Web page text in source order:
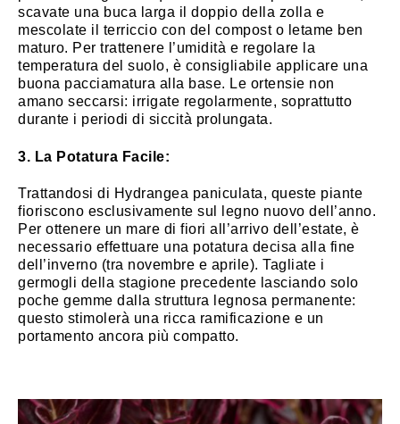
scavate una buca larga il doppio della zolla e
mescolate il terriccio con del compost o letame ben
maturo. Per trattenere l’umidità e regolare la
temperatura del suolo, è consigliabile applicare una
buona pacciamatura alla base. Le ortensie non
amano seccarsi: irrigate regolarmente, soprattutto
durante i periodi di siccità prolungata.
3. La Potatura Facile:
Trattandosi di Hydrangea paniculata, queste piante
fioriscono esclusivamente sul legno nuovo dell’anno.
Per ottenere un mare di fiori all’arrivo dell’estate, è
necessario effettuare una potatura decisa alla fine
dell’inverno (tra novembre e aprile). Tagliate i
germogli della stagione precedente lasciando solo
poche gemme dalla struttura legnosa permanente:
questo stimolerà una ricca ramificazione e un
portamento ancora più compatto.